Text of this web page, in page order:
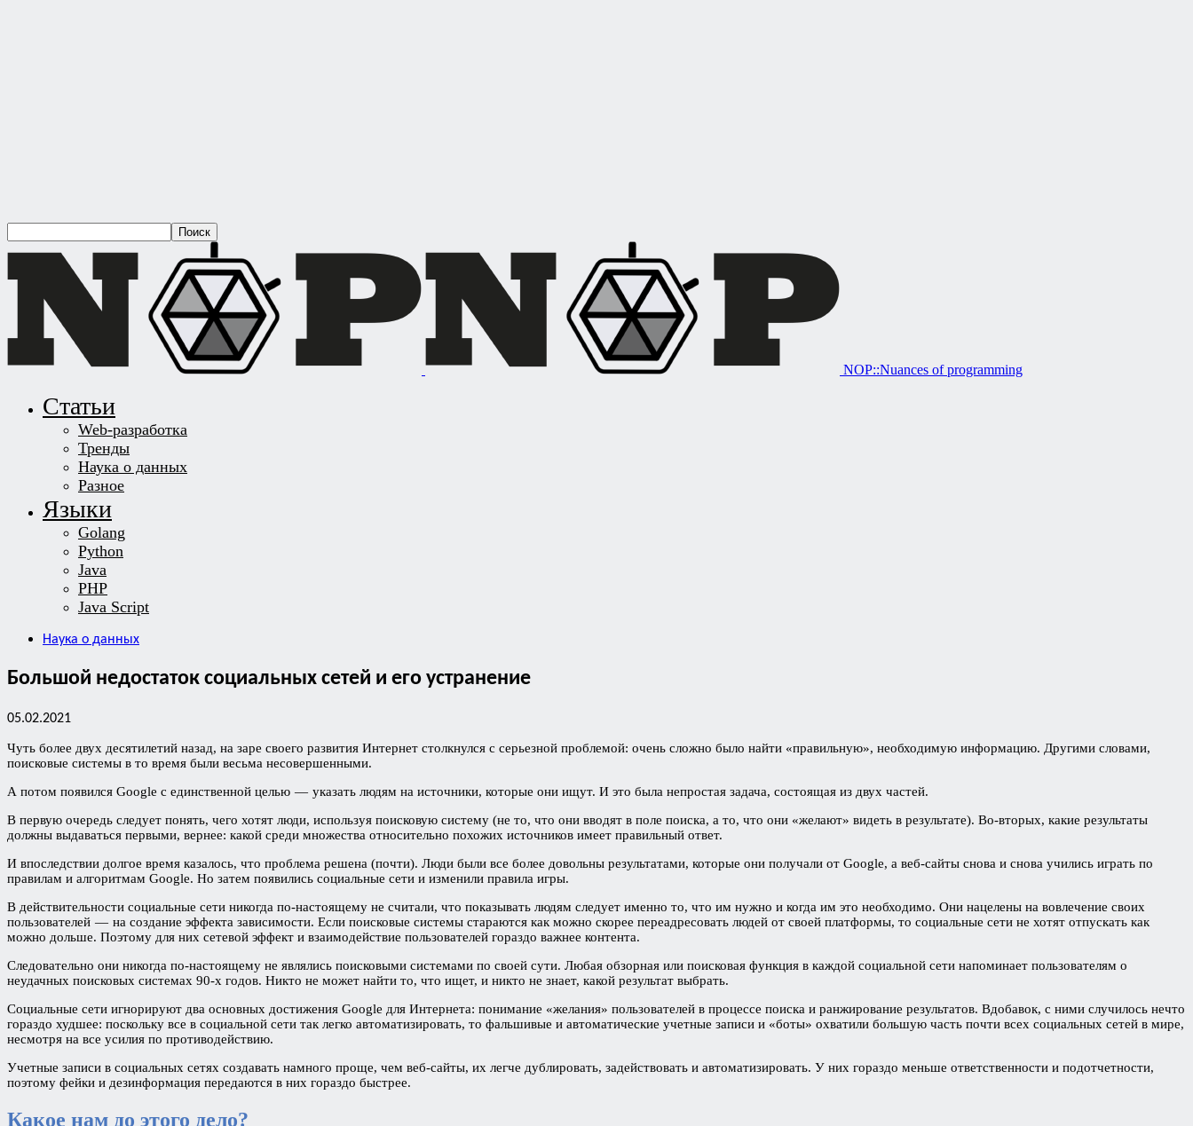
NOP::Nuances of programming
Статьи
Web-разработка
Тренды
Наука о данных
Разное
Языки
Golang
Python
Java
PHP
Java Script
Наука о данных
Большой недостаток социальных сетей и его устранение
05.02.2021
Чуть более двух десятилетий назад, на заре своего развития Интернет столкнулся с серьезной проблемой: очень сложно было найти «правильную», необходимую информацию. Другими словами,
поисковые системы в то время были весьма несовершенными.
А потом появился Google с единственной целью — указать людям на источники, которые они ищут. И это была непростая задача, состоящая из двух частей.
В первую очередь следует понять, чего хотят люди, используя поисковую систему (не то, что они вводят в поле поиска, а то, что они «желают» видеть в результате). Во-вторых, какие результаты
должны выдаваться первыми, вернее: какой среди множества относительно похожих источников имеет правильный ответ.
И впоследствии долгое время казалось, что проблема решена (почти). Люди были все более довольны результатами, которые они получали от Google, а веб-сайты снова и снова учились играть по
правилам и алгоритмам Google. Но затем появились социальные сети и изменили правила игры.
В действительности социальные сети никогда по-настоящему не считали, что показывать людям следует именно то, что им нужно и когда им это необходимо. Они нацелены на вовлечение своих
пользователей — на создание эффекта зависимости. Если поисковые системы стараются как можно скорее переадресовать людей от своей платформы, то социальные сети не хотят отпускать как
можно дольше. Поэтому для них сетевой эффект и взаимодействие пользователей гораздо важнее контента.
Следовательно они никогда по-настоящему не являлись поисковыми системами по своей сути. Любая обзорная или поисковая функция в каждой социальной сети напоминает пользователям о
неудачных поисковых системах 90-х годов. Никто не может найти то, что ищет, и никто не знает, какой результат выбрать.
Социальные сети игнорируют два основных достижения Google для Интернета: понимание «желания» пользователей в процессе поиска и ранжирование результатов. Вдобавок, с ними случилось нечто
гораздо худшее: поскольку все в социальной сети так легко автоматизировать, то фальшивые и автоматические учетные записи и «боты» охватили большую часть почти всех социальных сетей в мире,
несмотря на все усилия по противодействию.
Учетные записи в социальных сетях создавать намного проще, чем веб-сайты, их легче дублировать, задействовать и автоматизировать. У них гораздо меньше ответственности и подотчетности,
поэтому фейки и дезинформация передаются в них гораздо быстрее.
Какое нам до этого дело?